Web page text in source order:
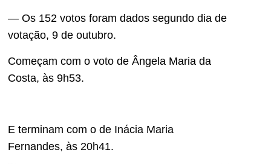
— Os 152 votos foram dados segundo dia de
votação, 9 de outubro.
Começam com o voto de Ângela Maria da
Costa, às 9h53.
E terminam com o de Inácia Maria
Fernandes, às 20h41.